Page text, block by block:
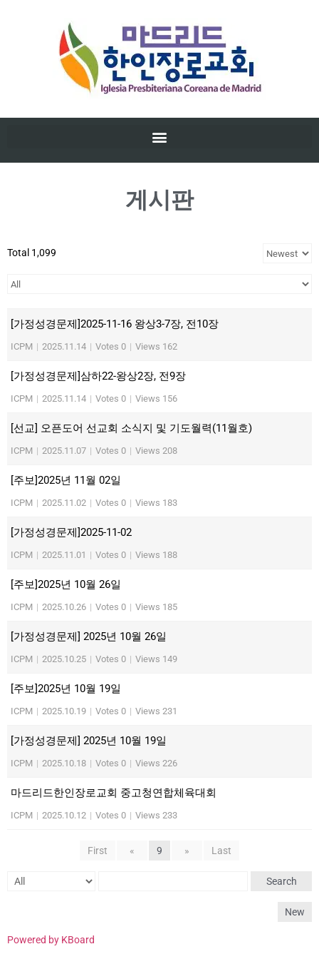
게시판
Total 1,099
[가정성경문제]2025-11-16 왕상3-7장, 전10장
ICPM | 2025.11.14 | Votes 0 | Views 162
[가정성경문제]삼하22-왕상2장, 전9장
ICPM | 2025.11.14 | Votes 0 | Views 156
[선교] 오픈도어 선교회 소식지 및 기도월력(11월호)
ICPM | 2025.11.07 | Votes 0 | Views 208
[주보]2025년 11월 02일
ICPM | 2025.11.02 | Votes 0 | Views 183
[가정성경문제]2025-11-02
ICPM | 2025.11.01 | Votes 0 | Views 188
[주보]2025년 10월 26일
ICPM | 2025.10.26 | Votes 0 | Views 185
[가정성경문제] 2025년 10월 26일
ICPM | 2025.10.25 | Votes 0 | Views 149
[주보]2025년 10월 19일
ICPM | 2025.10.19 | Votes 0 | Views 231
[가정성경문제] 2025년 10월 19일
ICPM | 2025.10.18 | Votes 0 | Views 226
마드리드한인장로교회 중고청연합체육대회
ICPM | 2025.10.12 | Votes 0 | Views 233
First « 9 » Last
Search
New
Powered by KBoard